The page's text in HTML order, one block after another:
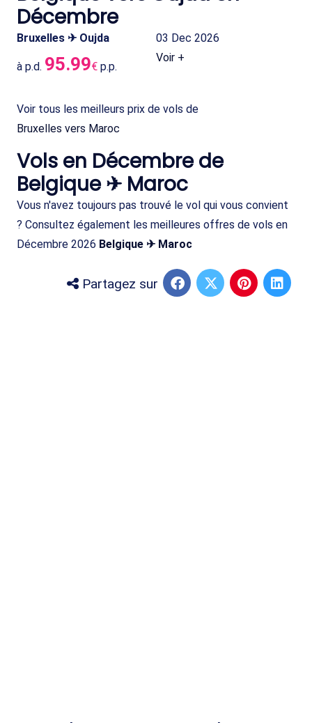
Décembre
Bruxelles ✈ Oujda 03 Dec 2026
à p.d. 95.99€ p.p.
Voir +
Voir tous les meilleurs prix de vols de
Bruxelles vers Maroc
Vols en Décembre de
Belgique ✈ Maroc
Vous n'avez toujours pas trouvé le vol qui vous convient
? Consultez également les meilleures offres de vols en
Décembre 2026 Belgique ✈ Maroc
Partagez sur